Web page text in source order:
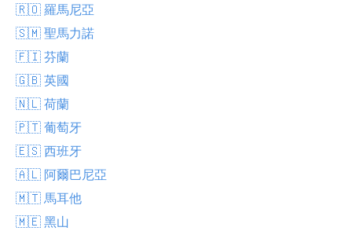
🇷🇴 羅馬尼亞
🇸🇲 聖馬力諾
🇫🇮 芬蘭
🇬🇧 英國
🇳🇱 荷蘭
🇵🇹 葡萄牙
🇪🇸 西班牙
🇦🇱 阿爾巴尼亞
🇲🇹 馬耳他
🇲🇪 黑山